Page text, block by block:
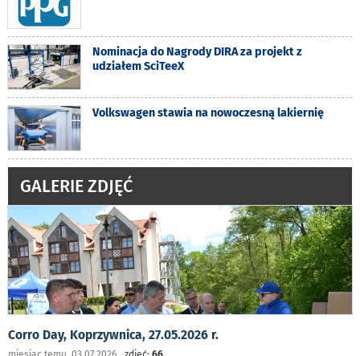
Nominacja do Nagrody DIRA za projekt z
udziałem SciTeeX
Volkswagen stawia na nowoczesną lakiernię
GALERIE ZDJĘĆ
Corro Day, Koprzywnica, 27.05.2026 r.